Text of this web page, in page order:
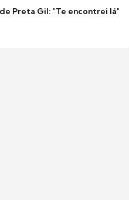
Preta Gil: "Te encontrei lá"